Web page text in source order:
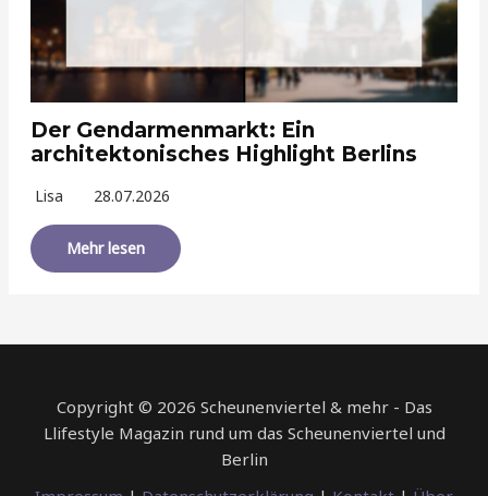
Der Gendarmenmarkt: Ein
architektonisches Highlight Berlins
Lisa 28.07.2026
Mehr lesen
Copyright © 2026 Scheunenviertel & mehr - Das
Llifestyle Magazin rund um das Scheunenviertel und
Berlin